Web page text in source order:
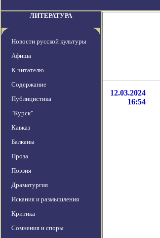
ЛИТЕРАТУРА
Новости русской культуры
Афиша
К читателю
Содержание
Публицистика
"Курск"
Кавказ
Балканы
Проза
Поэзия
Драматургия
Искания и размышления
Критика
Сомнения и споры
12.03.2024
16:54